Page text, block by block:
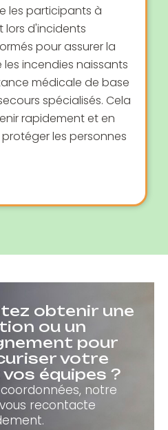
les participants à
d'incidents
pour assurer la
incendies naissants
médicale de base
spécialisés. Cela
rapidement et en
les personnes
obtenir une
ou un
pour
votre
équipes ?
notre
recontacte